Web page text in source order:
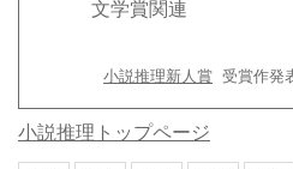
文学賞関連
小説推理新人賞 受賞作発
小説推理トップページ